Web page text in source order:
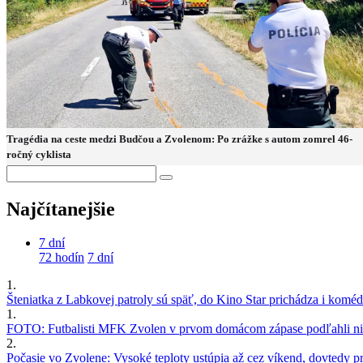
Tragédia na ceste medzi Budčou a Zvolenom: Po zrážke s autom zomrel 46-
ročný cyklista
Najčítanejšie
7 dní
72 hodín 7 dní
1.
Šteniatka z Labkovej patroly sú späť, do Kino Star prichádza i
1.
FOTO: Futbalisti MFK Zvolen v prvom domácom zápase podľahli
2.
Počasie vo Zvolene: Vysoké teploty ustúpia až cez víkend, dovtedy